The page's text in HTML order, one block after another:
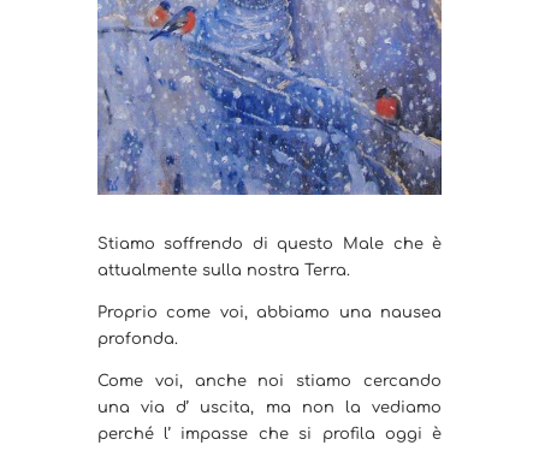
Stiamo soffrendo di questo Male che è
attualmente sulla nostra Terra.
Proprio come voi, abbiamo una nausea
profonda.
Come voi, anche noi stiamo cercando
una via d’ uscita, ma non la vediamo
perché l’ impasse che si profila oggi è